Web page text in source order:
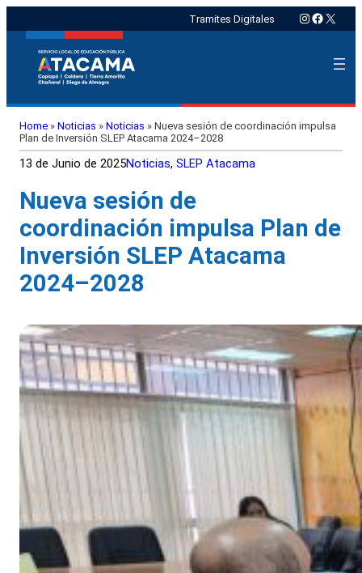
Tramites Digitales Instagram
X
Home » Noticias » Noticias » Nueva sesión de coordinación impulsa
Plan de Inversión SLEP Atacama 2024–2028
13 de Junio de 2025Noticias, SLEP Atacama
Nueva sesión de
coordinación impulsa Plan de
Inversión SLEP Atacama
2024–2028